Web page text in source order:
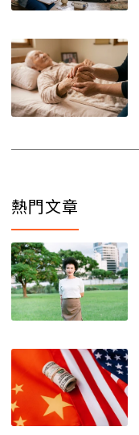
熱門文章